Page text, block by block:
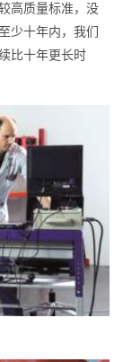
高质量标准，没
少十年内，我们
比十年更长时